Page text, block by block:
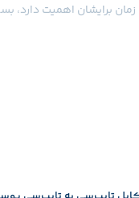
برایشان اهمیت دارد،
طول عمر کابل و کاهش